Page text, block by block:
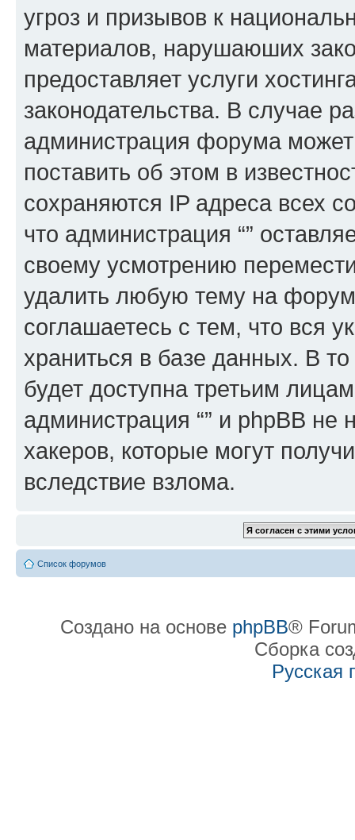
угроз и призывов к
материалов, нарушаюших
предоставляет услуги
законодательства. В случае
администрация форума
поставить об этом в
сохраняются IP адреса всех
что администрация “”
своему усмотрению
удалить любую тему на
соглашаетесь с тем, что вся
храниться в базе данных. В
будет доступна третьим
администрация “” и phpBB не
хакеров, которые могут
вследствие взлома.
Список форумов
Создано на основе phpBB®
Сборка
Русская